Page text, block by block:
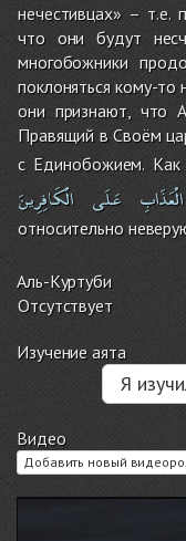
нечестивцах» – т.е.
что они будут
многобожники
поклоняться кому-то
они признают, что
Правящий в Своём
с Единобожием. Как
الْعَذَابِ عَلَى الْكَافِرِينَ
относительно
Аль-Куртуби
Отсутствует
Изучение аята
Я
Видео
Добавить новый